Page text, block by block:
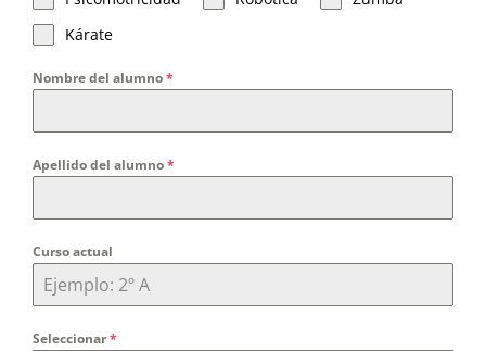
Biblioteca
AulaDcine
Equipo directivo
Kárate
Nombre del alumno*
Apellido del alumno*
Curso actual
Seleccionar*